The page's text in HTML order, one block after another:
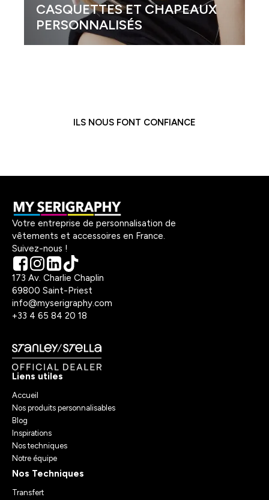
CASQUETTES ET CHAPEAUX
PERSONNALISÉS
ILS NOUS FONT CONFIANCE
Votre entreprise de personnalisation de
vêtements et accessoires en France.
Suivez-nous !
173 Av. Charlie Chaplin
69800 Saint-Priest
info@myserigraphy.com
+33 4 65 84 20 18
Liens utiles
Accueil
Nos produits personnalisables
Blog
Inspirations
Nos techniques
Notre équipe
Nos Techniques
Transfert